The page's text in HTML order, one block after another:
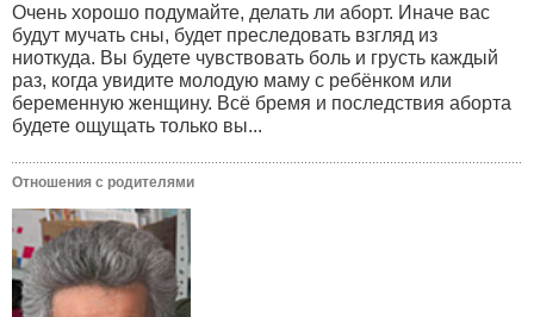
Очень хорошо подумайте, делать ли аборт. Иначе вас
будут мучать сны, будет преследовать взгляд из
ниоткуда. Вы будете чувствовать боль и грусть каждый
раз, когда увидите молодую маму с ребёнком или
беременную женщину. Всё бремя и последствия аборта
будете ощущать только вы...
Отношения с родителями